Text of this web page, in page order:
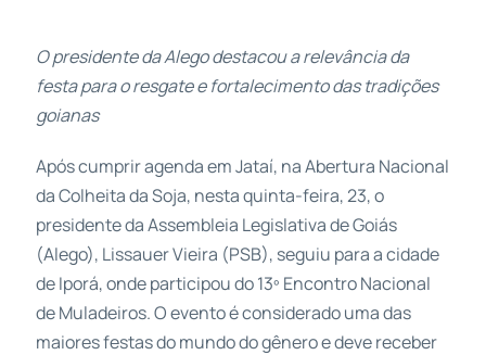
O presidente da Alego destacou a relevância da
festa para o resgate e fortalecimento das tradições
goianas
Após cumprir agenda em Jataí, na Abertura Nacional
da Colheita da Soja, nesta quinta-feira, 23, o
presidente da Assembleia Legislativa de Goiás
(Alego), Lissauer Vieira (PSB), seguiu para a cidade
de Iporá, onde participou do 13º Encontro Nacional
de Muladeiros. O evento é considerado uma das
maiores festas do mundo do gênero e deve receber